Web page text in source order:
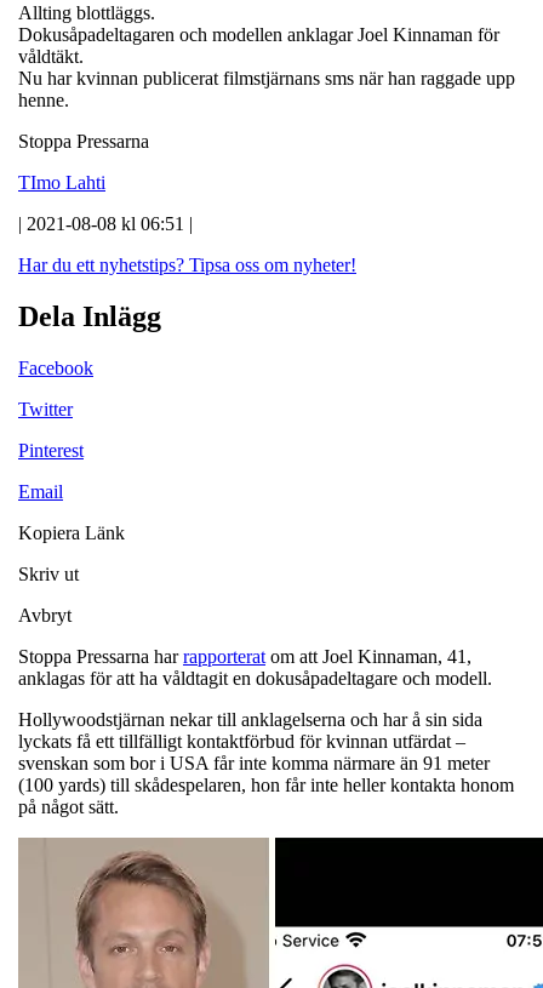
Allting blottläggs.
Dokusåpadeltagaren och modellen anklagar Joel Kinnaman för
våldtäkt.
Nu har kvinnan publicerat filmstjärnans sms när han raggade upp
henne.
Stoppa Pressarna
TImo Lahti
| 2021-08-08 kl 06:51 |
Har du ett nyhetstips? Tipsa oss om nyheter!
Dela Inlägg
Facebook
Twitter
Pinterest
Email
Kopiera Länk
Skriv ut
Avbryt
Stoppa Pressarna harrapporterat om att Joel Kinnaman, 41,
anklagas för att ha våldtagit en dokusåpadeltagare och modell.
Hollywoodstjärnan nekar till anklagelserna och har å sin sida
lyckats få ett tillfälligt kontaktförbud för kvinnan utfärdat –
svenskan som bor i USA får inte komma närmare än 91 meter
(100 yards) till skådespelaren, hon får inte heller kontakta honom
på något sätt.